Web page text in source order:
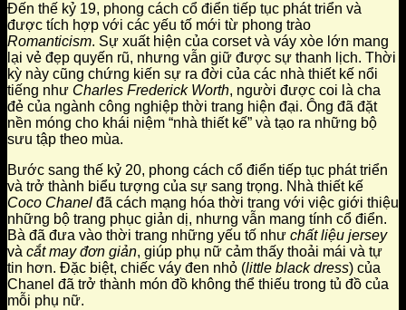
Đến thế kỷ 19, phong cách cổ điển tiếp tục phát triển và
được tích hợp với các yếu tố mới từ phong trào
Romanticism. Sự xuất hiện của corset và váy xòe lớn mang
lại vẻ đẹp quyến rũ, nhưng vẫn giữ được sự thanh lịch. Thời
kỳ này cũng chứng kiến sự ra đời của các nhà thiết kế nổi
tiếng như Charles Frederick Worth, người được coi là cha
đẻ của ngành công nghiệp thời trang hiện đại. Ông đã đặt
nền móng cho khái niệm “nhà thiết kế” và tạo ra những bộ
sưu tập theo mùa.
Bước sang thế kỷ 20, phong cách cổ điển tiếp tục phát triển
và trở thành biểu tượng của sự sang trọng. Nhà thiết kế
Coco Chanel đã cách mạng hóa thời trang với việc giới thiệu
những bộ trang phục giản dị, nhưng vẫn mang tính cổ điển.
Bà đã đưa vào thời trang những yếu tố như chất liệu jersey
và cắt may đơn giản, giúp phụ nữ cảm thấy thoải mái và tự
tin hơn. Đặc biệt, chiếc váy đen nhỏ (little black dress) của
Chanel đã trở thành món đồ không thể thiếu trong tủ đồ của
mỗi phụ nữ.